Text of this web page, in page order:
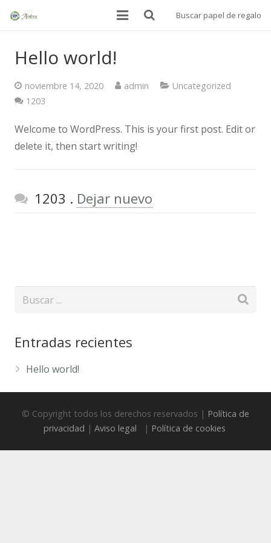
PAPEL ALIMENTARIO
MANTELES SOBREMESA
Buscar papel de regalo
Hello world!
noviembre 14, 2020 admin
Uncategorized
1203Comentarios
Welcome to WordPress. This is your first post. Edit or
delete it, then start writing!
1203 Comentarios
. Dejar nuevo
Entradas recientes
Hello world!
© Copyright todos los derechos reservados | Política de
privacidad | Aviso legal | Política de cookies